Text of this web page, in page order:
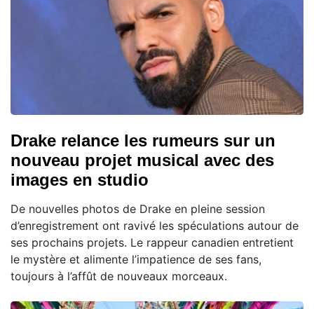
Drake relance les rumeurs sur un
nouveau projet musical avec des
images en studio
De nouvelles photos de Drake en pleine session
d’enregistrement ont ravivé les spéculations autour de
ses prochains projets. Le rappeur canadien entretient
le mystère et alimente l’impatience de ses fans,
toujours à l’affût de nouveaux morceaux.